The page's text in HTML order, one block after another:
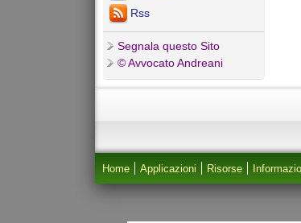
Rss
Segnala questo Sito
© Avvocato Andreani
Home Applicazioni Risorse